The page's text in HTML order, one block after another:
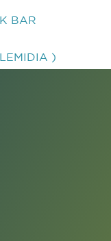
BAR
)